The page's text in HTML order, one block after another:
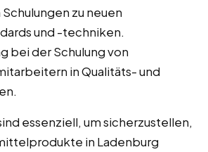
zu neuen
und -techniken.
bei der Schulung von
in Qualitäts- und
essenziell, um sicherzustellen,
in Ladenburg